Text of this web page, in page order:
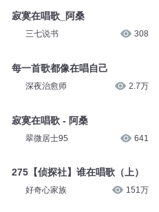
寂寞在唱歌_阿桑
三七说书 308
每一首歌都像在唱自己
深夜治愈师 2.7万
寂寞在唱歌 - 阿桑
翠微居士95 641
275【侦探社】谁在唱歌（上）
好奇心家族 151万